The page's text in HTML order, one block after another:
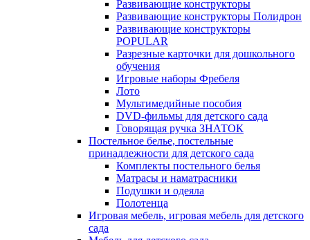
Развивающие конструкторы
Развивающие конструкторы Полидрон
Развивающие конструкторы
POPULAR
Разрезные карточки для дошкольного
обучения
Игровые наборы Фребеля
Лото
Мультимедийные пособия
DVD-фильмы для детского сада
Говорящая ручка ЗНАТОК
Постельное белье, постельные
принадлежности для детского сада
Комплекты постельного белья
Матрасы и наматрасники
Подушки и одеяла
Полотенца
Игровая мебель, игровая мебель для детского
сада